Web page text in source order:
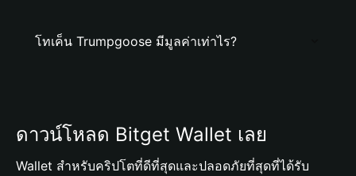
โทเค็น Trumpgoose มีมูลค่าเท่าไร?
ดาวน์โหลด Bitget Wallet เลย
Wallet สำหรับคริปโตที่ดีที่สุดและปลอดภัยที่สุดที่ได้รับ